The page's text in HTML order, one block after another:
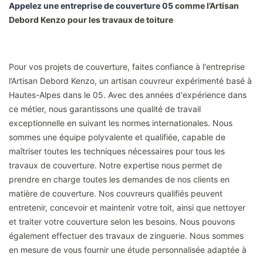
Appelez une entreprise de couverture 05comme l’Artisan
Debord Kenzo pour les travaux de toiture
Pour vos projets de couverture, faites confiance à l'entreprise
l’Artisan Debord Kenzo, un artisan couvreur expérimenté basé à
Hautes-Alpes dans le 05. Avec des années d'expérience dans
ce métier, nous garantissons une qualité de travail
exceptionnelle en suivant les normes internationales. Nous
sommes une équipe polyvalente et qualifiée, capable de
maîtriser toutes les techniques nécessaires pour tous les
travaux de couverture. Notre expertise nous permet de
prendre en charge toutes les demandes de nos clients en
matière de couverture. Nos couvreurs qualifiés peuvent
entretenir, concevoir et maintenir votre toit, ainsi que nettoyer
et traiter votre couverture selon les besoins. Nous pouvons
également effectuer des travaux de zinguerie. Nous sommes
en mesure de vous fournir une étude personnalisée adaptée à